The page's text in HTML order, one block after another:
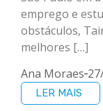
emprego e
obstáculos,
melhores […]
Ana Moraes
LER MAIS